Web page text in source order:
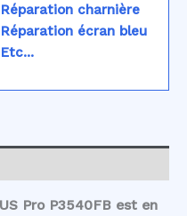
Réparation charnière
Réparation écran bleu
Etc...
Pro P3540FB est en